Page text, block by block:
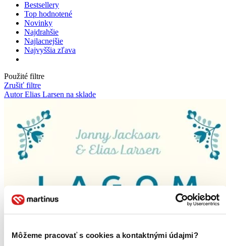
Môžeme pracovať s cookies a kontaktnými údajmi?
Bestsellery
Top hodnotené
Novinky
Najdrahšie
Najlacnejšie
Najvyššia zľava
Použité filtre
Zrušiť filtre
Autor Elias Larsen na sklade